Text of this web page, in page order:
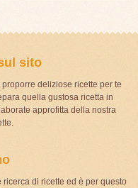
sito
deliziose ricette per te
quella gustosa ricetta in
approfitta della nostra
di ricette ed è per questo